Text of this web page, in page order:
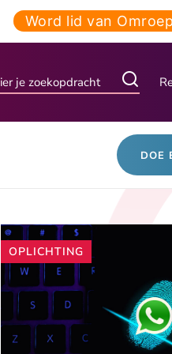
Word lid van
DOE
Andere
artikelen
OPLICHTING